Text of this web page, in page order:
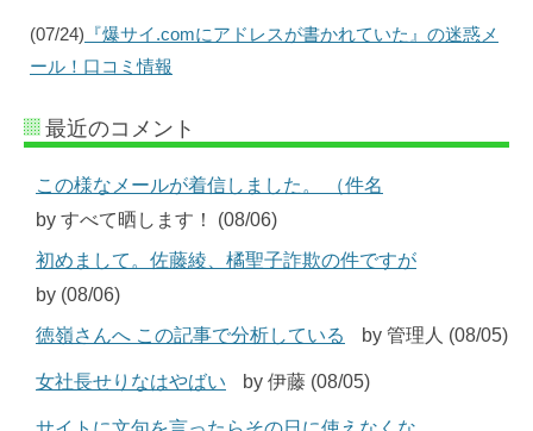
(07/24) 『爆サイ.comにアドレスが書かれていた』の迷惑メ
ール！口コミ情報
最近のコメント
この様なメールが着信しました。 （件名
by すべて晒します！ (08/06)
初めまして。佐藤綾、橘聖子詐欺の件ですが
by (08/06)
徳嶺さんへ この記事で分析している
by 管理人 (08/05)
女社長せりなはやばい by 伊藤 (08/05)